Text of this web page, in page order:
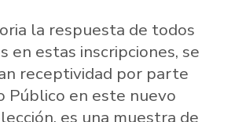
la respuesta de todos
en estas inscripciones, se
receptividad por parte
Público en este nuevo